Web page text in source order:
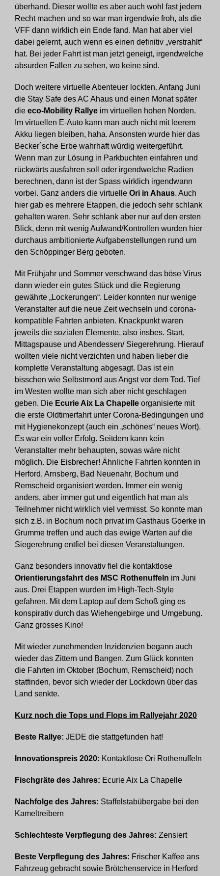
überhand. Dieser wollte es aber auch wohl fast jedem
Recht machen und so war man irgendwie froh, als die
VFF dann wirklich ein Ende fand. Man hat aber viel
dabei gelernt, auch wenn es einen definitiv „verstrahlt“
hat. Bei jeder Fahrt ist man jetzt geneigt, irgendwelche
absurden Fallen zu sehen, wo keine sind.
Doch weitere virtuelle Abenteuer lockten. Anfang Juni
die Stay Safe des AC Ahaus und einen Monat später
die eco-Mobility Rallyeim virtuellen hohen Norden.
Im virtuellen E-Auto kann man auch nicht mit leerem
Akku liegen bleiben, haha. Ansonsten wurde hier das
Becker´sche Erbe wahrhaft würdig weitergeführt.
Wenn man zur Lösung in Parkbuchten einfahren und
rückwärts ausfahren soll oder irgendwelche Radien
berechnen, dann ist der Spass wirklich irgendwann
vorbei. Ganz anders die virtuelle Ori in Ahaus. Auch
hier gab es mehrere Etappen, die jedoch sehr schlank
gehalten waren. Sehr schlank aber nur auf den ersten
Blick, denn mit wenig Aufwand/Kontrollen wurden hier
durchaus ambitionierte Aufgabenstellungen rund um
den Schöppinger Berg geboten.
Mit Frühjahr und Sommer verschwand das böse Virus
dann wieder ein gutes Stück und die Regierung
gewährte „Lockerungen“. Leider konnten nur wenige
Veranstalter auf die neue Zeit wechseln und corona-
kompatible Fahrten anbieten. Knackpunkt waren
jeweils die sozialen Elemente, also insbes. Start,
Mittagspause und Abendessen/ Siegerehrung. Hierauf
wollten viele nicht verzichten und haben lieber die
komplette Veranstaltung abgesagt. Das ist ein
bisschen wie Selbstmord aus Angst vor dem Tod. Tief
im Westen wollte man sich aber nicht geschlagen
geben. Die Ecurie Aix La Chapelleorganisierte mit
die erste Oldtimerfahrt unter Corona-Bedingungen und
mit Hygienekonzept (auch ein „schönes“ neues Wort).
Es war ein voller Erfolg. Seitdem kann kein
Veranstalter mehr behaupten, sowas wäre nicht
möglich. Die Eisbrecher! Ähnliche Fahrten konnten in
Herford, Arnsberg, Bad Neuenahr, Bochum und
Remscheid organisiert werden. Immer ein wenig
anders, aber immer gut und eigentlich hat man als
Teilnehmer nicht wirklich viel vermisst. So konnte man
sich z.B. in Bochum noch privat im Gasthaus Goerke in
Grumme treffen und auch das ewige Warten auf die
Siegerehrung entfiel bei diesen Veranstaltungen.
Ganz besonders innovativ fiel die kontaktlose
Orientierungsfahrt des MSC Rothenuffeln im Juni
aus. Drei Etappen wurden im High-Tech-Style
gefahren. Mit dem Laptop auf dem Schoß ging es
konspirativ durch das Wiehengebirge und Umgebung.
Ganz grosses Kino!
Mit wieder zunehmenden Inzidenzien begann auch
wieder das Zittern und Bangen. Zum Glück konnten
die Fahrten im Oktober (Bochum, Remscheid) noch
statfinden, bevor sich wieder der Lockdown über das
Land senkte.
Kurz noch die Tops und Flops im Rallyejahr 2020
Beste Rallye: JEDE die stattgefunden hat!
Innovationspreis 2020: Kontaktlose Ori Rothenuffeln
Fischgräte des Jahres: Ecurie Aix La Chapelle
Nachfolge des Jahres: Staffelstabübergabe bei den
Kameltreibern
Schlechteste Verpflegung des Jahres: Zensiert
Beste Verpflegung des Jahres: Frischer Kaffee ans
Fahrzeug gebracht sowie Brötchenservice in Herford